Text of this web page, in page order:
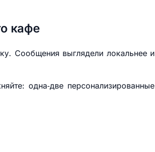
кафе
Сообщения выглядели локальнее и
одна‑две персонализированные